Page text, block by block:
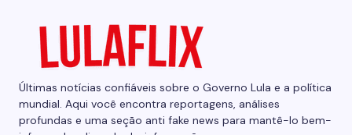
Últimas notícias confiáveis sobre o Governo Lula e a política
mundial. Aqui você encontra reportagens, análises
profundas e uma seção anti fake news para mantê-lo bem-